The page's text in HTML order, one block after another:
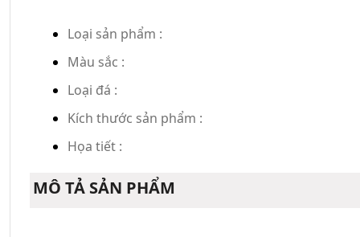
Loại sản phẩm :
Màu sắc :
Loại đá :
Kích thước sản phẩm :
Họa tiết :
MÔ TẢ SẢN PHẨM